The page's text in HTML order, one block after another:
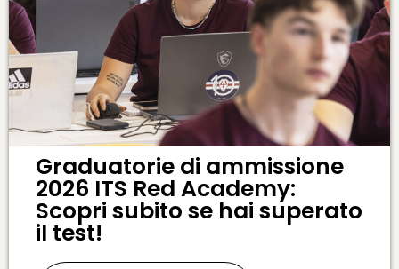
Graduatorie di ammissione
2026 ITS Red Academy:
Scopri subito se hai superato
il test!